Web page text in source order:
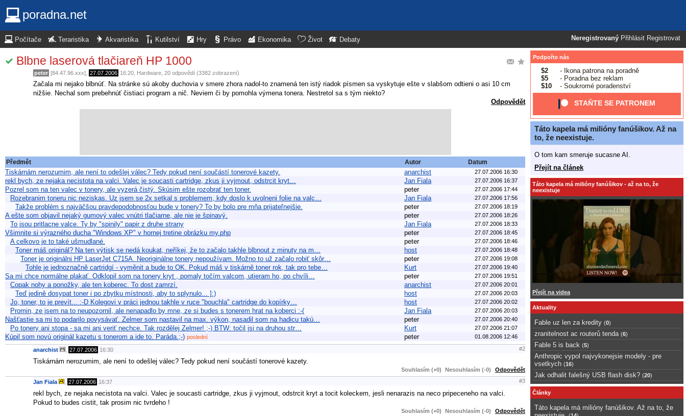
poradna.net
Neregistrovaný Přihlásit Registrovat
Počítače Teraristika Akvaristika Kutilství Hry Právo Ekonomika Život Debaty
Blbne laserová tlačiareň HP 1000
peter [84.47.96.xxx], 27.07.2006 16:20 Hardware , 20 odpovědí (3382 zobrazení)
Začala mi nejako blbnúť. Na stránke sú akoby duchovia v smere zhora nadol-to znamená ten istý riadok písmen sa vyskytuje ešte v slabšom odtieni o asi 10 cm
nižšie. Nechal som prebehnúť čistiaci program a nič. Neviem či by pomohla výmena tonera. Nestretol sa s tým niekto?
Odpovědět
Předmět Autor Datum
Tiskárnám nerozumim, ale není to odešlej válec? Tedy pokud není součástí tonerové kazety. anarchist 27.07.2006 16:30
rekl bych, ze nejaka necistota na valci. Valec je soucasti cartridge, zkus ji vyjmout, odstrcit kryt… Jan Fiala 27.07.2006 16:37
Pozrel som na ten valec v tonery, ale vyzerá čistý. Skúsim ešte rozobrať ten toner. peter 27.07.2006 17:44
Rozebranim toneru nic neziskas. Uz jsem se 2x setkal s problemem, kdy doslo k uvolneni folie na valc… Jan Fiala 27.07.2006 17:56
Takže problém s najväčšou pravdepodobnosťou bude v tonery? To by bolo pre mňa prijateľnejšie. peter 27.07.2006 18:19
A ešte som objavil nejaký gumový valec vnútri tlačiarne, ale nie je špinavý. peter 27.07.2006 18:26
To jsou pritlacne valce. Ty by "spinily" papir z druhe strany Jan Fiala 27.07.2006 18:33
Všimnite si výrazného ducha "Windows XP" v hornej tretine obrázku my.php peter 27.07.2006 18:45
A celkovo je to také ušmudlané. peter 27.07.2006 18:46
Toner máš originál? Na ten výtisk se nedá koukat, neříkej, že to začalo takhle blbnout z minuty na m… host 27.07.2006 18:48
Toner je originálni HP LaserJet C715A. Neoriginálne tonery nepoužívam. Možno to už začalo robiť skôr… peter 27.07.2006 19:08
Tohle je jednoznačně cartridgí - vyměnit a bude to OK. Pokud máš v tiskárně toner rok, tak pro tebe… Kurt 27.07.2006 19:40
Sa mi chce normálne plakať. Odklopil som na tonery kryt , pomaly točím valcom, utieram ho, po chvíli… peter 27.07.2006 19:51
Copak nohy a ponožky, ale ten koberec. To dost zamrzí. anarchist 27.07.2006 20:01
Teď jedině dosypat toner i po zbytku místnosti, aby to splynulo... ]:) host 27.07.2006 20:03
Jo, toner, to je prevít... :-D Kolegovi v práci jednou takhle v ruce "bouchla" cartridge do kopírky… host 27.07.2006 20:02
Promin, ze jsem na to neupozornil, ale nenapadlo by mne, ze si budes s tonerem hrat na koberci :-( Jan Fiala 27.07.2006 20:03
Našťastie sa mi to podarilo povysávať. Zelmer som nastavil na max. výkon, nasadil som na hadicu takú… peter 27.07.2006 20:40
Po tonery ani stopa - sa mi ani veriť nechce. Tak rozdělej Zelmer! ;-) BTW: točil jsi na druhou str… Kurt 27.07.2006 21:07
Kúpil som novú originál kazetu s tonerom a ide to. Paráda.;-) poslední peter 01.08.2006 12:46
anarchist 27.07.2006 16:30 #2
Tiskárnám nerozumim, ale není to odešlej válec? Tedy pokud není součástí tonerové kazety.
Souhlasím (+0) Nesouhlasím (-0) Odpovědět
Jan Fiala 27.07.2006 16:37 #3
rekl bych, ze nejaka necistota na valci. Valec je soucasti cartridge, zkus ji vyjmout, odstrcit kryt a tocit koleckem, jesli nenarazis na neco pripeceneho na valci.
Pokud to budes cistit, tak prosim nic tvrdeho !
Souhlasím (+0) Nesouhlasím (-0) Odpovědět
Podpořte nás
$2
- Ikona patrona na poradně
$5
- Poradna bez reklam
$10
- Soukromé poradenství
STAŇTE SE PATRONEM
Táto kapela má milióny fanúšikov. Až na
to, že neexistuje.
O tom kam smeruje sucasne AI.
Přejít na článek
Táto kapela má milióny fanúšikov - až na to, že
neexistuje
Přejít na videa
Aktuality
Fable uz len za kredity (0)
zranitelnost ac routerů tenda (6)
Fable 5 is back (5)
Anthropic vypol najvykonejsie modely - pre
vsetkych (16)
Jak odhalit falešný USB flash disk? (20)
Články
Táto kapela má milióny fanúšikov. Až na to, že